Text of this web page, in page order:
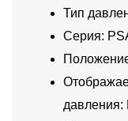
Тип
Серия:
давления: